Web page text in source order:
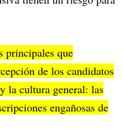
principales que
de los candidatos
la cultura general: las
engañosas de